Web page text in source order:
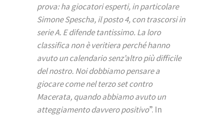
prova: ha giocatori esperti, in particolare
Simone Spescha, il posto 4, con trascorsi in
serie A. E difende tantissimo. La loro
classifica non è veritiera perché hanno
avuto un calendario senz’altro più difficile
del nostro. Noi dobbiamo pensare a
giocare come nel terzo set contro
Macerata, quando abbiamo avuto un
atteggiamento davvero positivo”. In